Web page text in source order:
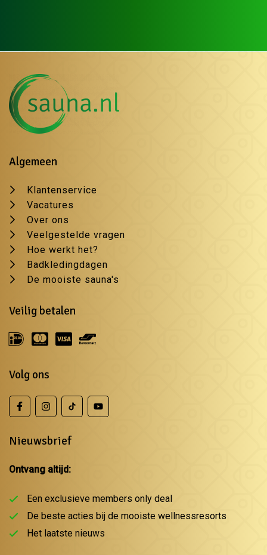
Algemeen
Klantenservice
Vacatures
Over ons
Veelgestelde vragen
Hoe werkt het?
Badkledingdagen
De mooiste sauna's
Veilig betalen
Volg ons
Nieuwsbrief
Ontvang altijd:
Een exclusieve members only deal
De beste acties bij de mooiste wellnessresorts
Het laatste nieuws